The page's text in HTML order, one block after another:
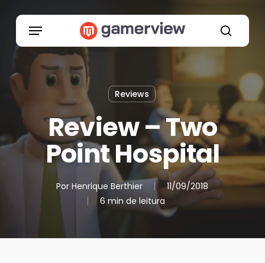
content
search
Menu
Reviews
Review – Two
Point Hospital
Por Henrique Berthier
11/09/2018
6 min de leitura